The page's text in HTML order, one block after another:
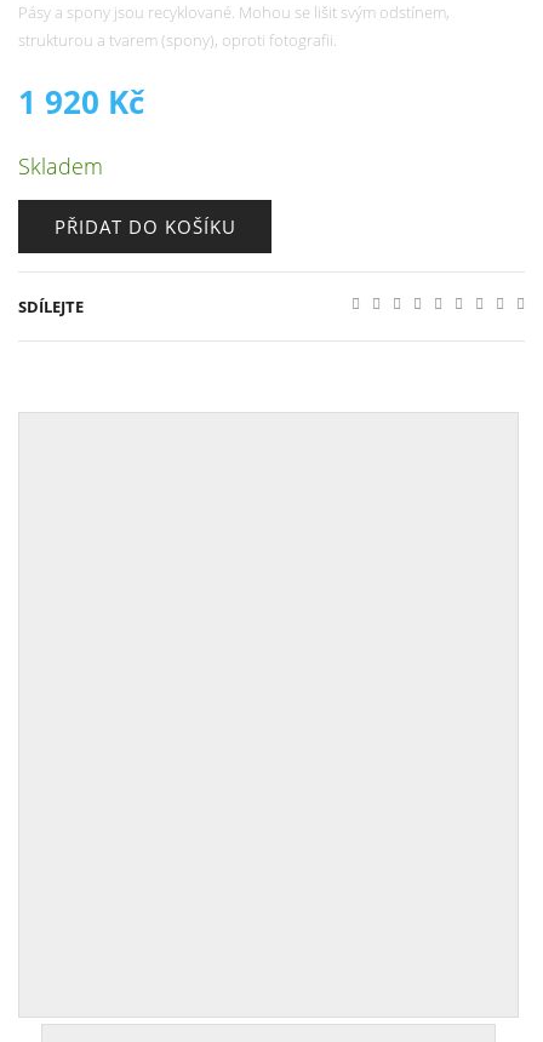
Pásy a spony jsou recyklované. Mohou se lišit svým odstínem,
strukturou a tvarem (spony), oproti fotografii.
1 920 Kč
Skladem
PŘIDAT DO KOŠÍKU
SDÍLEJTE